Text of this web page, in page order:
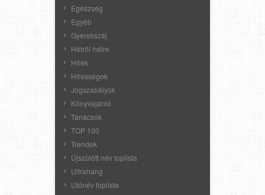
Egészség
Egyéb
Gyerekszáj
Hétről-hétre
Hírek
Hírességek
Jogszabályok
Könyvajánló
Tanácsok
TOP 100
Trendek
Újszülött név toplista
Ultrahang
Utónév toplista